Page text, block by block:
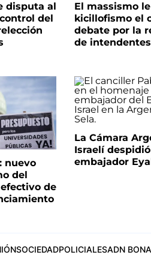
disputa al
del
El massismo
kicillofismo el
debate por la
de intendentes
nuevo
del
de
La Cámara
Israelí
embajador
SOCIEDADPOLICIALESADN